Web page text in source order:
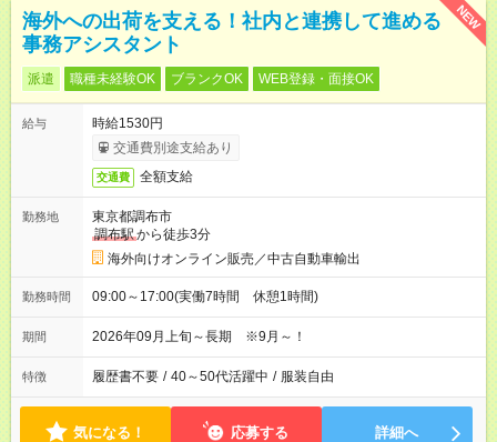
NEW
海外への出荷を支える！社内と連携して進める
事務アシスタント
派遣 職種未経験OK ブランクOK WEB登録・面接OK
給与
時給1530円
交通費別途支給あり
交通費 全額支給
勤務地
東京都調布市
調布駅から徒歩3分
海外向けオンライン販売／中古自動車輸出
勤務時間 09:00～17:00(実働7時間 休憩1時間)
期間 2026年09月上旬～長期 ※9月～！
特徴 履歴書不要 / 40～50代活躍中 / 服装自由
気になる！ 応募する 詳細へ